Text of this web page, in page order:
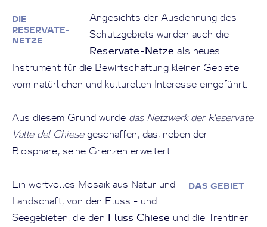
DIE
RESERVATE-
NETZE
Angesichts der Ausdehnung des
Schutzgebiets wurden auch die
Reservate-Netze als neues
Instrument für die Bewirtschaftung kleiner Gebiete
vom natürlichen und kulturellen Interesse eingeführt.
Aus diesem Grund wurde das Netzwerk der Reservate
Valle del Chiese geschaffen, das, neben der
Biosphäre, seine Grenzen erweitert.
DAS GEBIET
Ein wertvolles Mosaik aus Natur und
Landschaft, von den Fluss - und
Seegebieten, die den Fluss Chiese und die Trentiner